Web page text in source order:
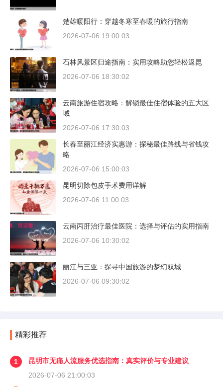
楚雄暖阳行：穿越冬寒至春暖的旅行指南
2026-07-06 19:00:03
石林风景区归途指南：实用攻略助您轻松返昆
2026-07-06 18:30:02
云南旅游住宿攻略：解锁最佳住宿体验的五大区
域
2026-07-06 17:30:03
长春至丽江经济实惠游：探秘最佳路线与省钱攻
略
2026-07-06 15:00:03
昆明切除包皮手术费用详解
2026-07-06 11:00:03
云南丙肝治疗最佳医院：选择与评估的实用指南
2026-07-06 10:30:02
丽江与三亚：探寻中国旅游的梦幻双城
2026-07-06 09:30:02
精彩推荐
1
昆明市无痛人流服务优选指南：真实评价与专业建议
2026-07-06 21:00:03